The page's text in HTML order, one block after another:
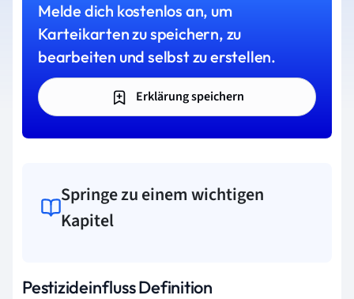
Melde dich kostenlos an, um
Karteikarten zu speichern, zu
bearbeiten und selbst zu erstellen.
Erklärung speichern
Springe zu einem wichtigen
Kapitel
Pestizideinfluss Definition